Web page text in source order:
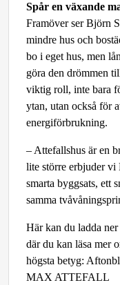
Spår en växande
Framöver ser Björn
mindre hus och
bo i eget hus, men
göra den drömmen
viktig roll, inte bara
ytan, utan också för
energiförbrukning.
– Attefallshus är en
lite större erbjuder
smarta byggsats, ett
samma
Här kan du ladda
där du kan läsa mer
högsta betyg:
MAX ATTEFALL